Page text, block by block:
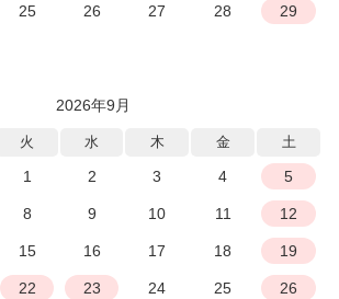
25 26 27 28 29
2026年9月
火 水 木 金 土
1 2 3 4 5
8 9 10 11 12
15 16 17 18 19
22 23 24 25 26